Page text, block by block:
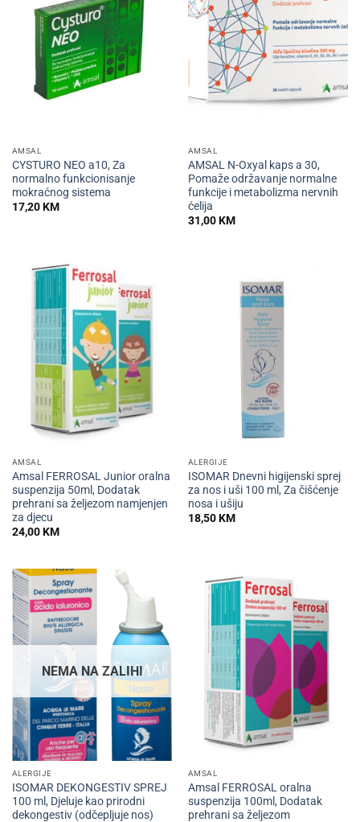
AMSAL
CYSTURO NEO a10, Za
normalno funkcionisanje
mokraćnog sistema
17,20KM
AMSAL
AMSAL N-Oxyal kaps a 30,
Pomaže održavanje normalne
funkcije i metabolizma nervnih
ćelija
31,00KM
AMSAL
Amsal FERROSAL Junior oralna
suspenzija 50ml, Dodatak
prehrani sa željezom namjenjen
za djecu
24,00KM
ALERGIJE
ISOMAR Dnevni higijenski sprej
za nos i uši 100 ml, Za čišćenje
nosa i ušiju
18,50KM
NEMA NA ZALIHI
ALERGIJE
ISOMAR DEKONGESTIV SPREJ
100 ml, Djeluje kao prirodni
dekongestiv (odčepljuje nos)
AMSAL
Amsal FERROSAL oralna
suspenzija 100ml, Dodatak
prehrani sa željezom